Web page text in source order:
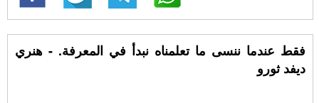
فقط عندما ننسى ما تعلمناه نبدأ في المعرفة. - هنري
ديفد ثورو